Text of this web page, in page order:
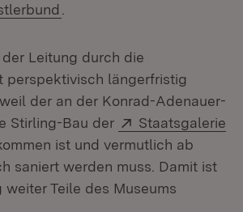
Leitung durch die
perspektivisch längerfristig
der an der Konrad-Adenauer-
Stirling-Bau der
Extern:
Staatsgalerie
Fenster)ist und vermutlich ab
saniert werden muss. Damit ist
weiter Teile des Museums